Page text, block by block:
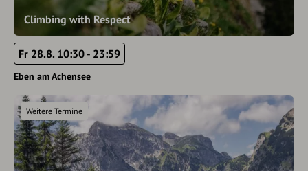
Climbing with Respect
Fr 28.8. 10:30 - 23:59
Eben am Achensee
Weitere Termine